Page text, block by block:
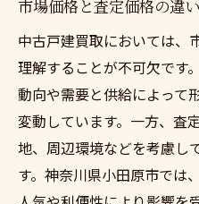
市場価格と査定価格の違
中古戸建買取においては、
理解することが不可欠です
動向や需要と供給によって
変動しています。一方、査
地、周辺環境などを考慮し
す。神奈川県小田原市では